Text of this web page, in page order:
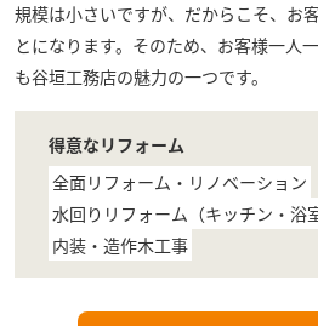
規模は小さいですが、だからこそ、お
とになります。そのため、お客様一人
も谷垣工務店の魅力の一つです。
得意なリフォーム
全面リフォーム・リノベーション
水回りリフォーム（キッチン・浴
内装・造作木工事